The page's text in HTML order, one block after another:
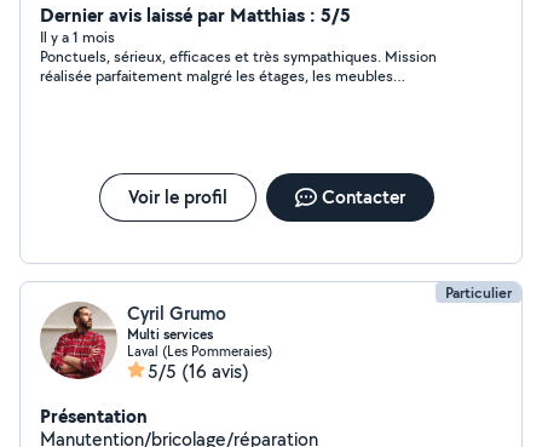
Dernier avis laissé par Matthias : 5/5
Il y a 1 mois
Ponctuels, sérieux, efficaces et très sympathiques. Mission
réalisée parfaitement malgré les étages, les meubles
Voir le profil Contacter
Particulier
Cyril Grumo
Multi services
Laval (Les Pommeraies)
5/5 (16 avis)
Présentation
Manutention/bricolage/réparation